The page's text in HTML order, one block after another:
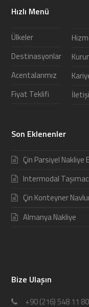
Hızlı Menü
Ülkeler
Destinasyonlar
Acentalarımız
Fiyat Teklifi
Son Eklenenler
Çin Parsiyel Nakliye
Intermodal
Çin Konteyner
Almanya Nakliye
Bize Ulaşın
+90 (216) 548 11 80